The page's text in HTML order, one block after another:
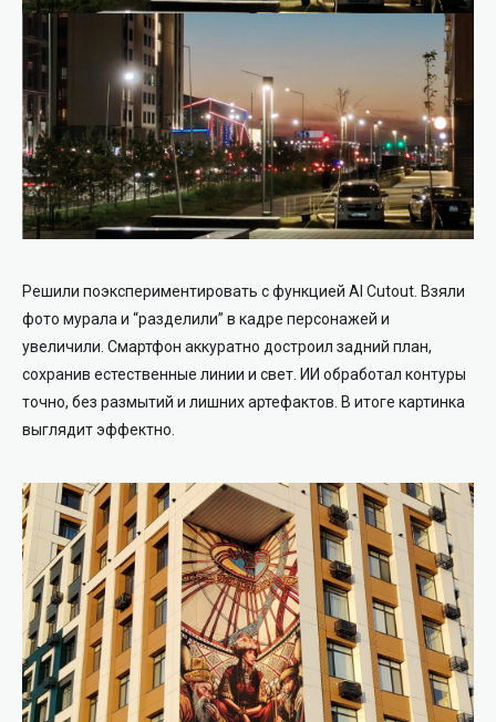
Решили поэкспериментировать с функцией AI Cutout. Взяли
фото мурала и “разделили” в кадре персонажей и
увеличили. Смартфон аккуратно достроил задний план,
сохранив естественные линии и свет. ИИ обработал контуры
точно, без размытий и лишних артефактов. В итоге картинка
выглядит эффектно.